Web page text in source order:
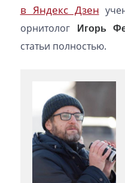
в Яндекс Дзен
орнитолог Игорь
статьи полностью.